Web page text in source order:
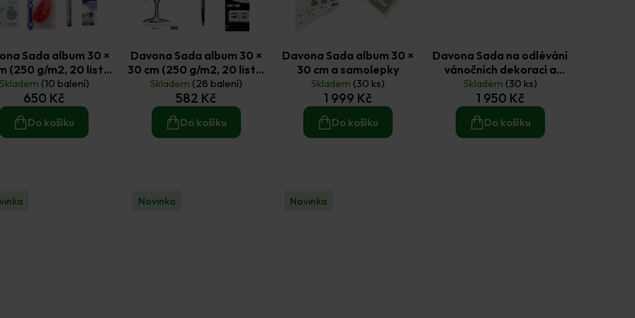
Sada album 30 ×
(250 g/m2, 20 listů)
Svatba
(10 balení)
650 Kč
Do košíku
Davona Sada album 30 ×
30 cm (250 g/m2, 20 listů)
Svatební strom
Skladem (28 balení)
582 Kč
Do košíku
Davona Sada album 30 ×
30 cm a samolepky
Skladem (30 ks)
1 999 Kč
Do košíku
Davona Sada na odlévání
vánočních dekorací a
domečků
Skladem (30 ks)
1 950 Kč
Do košíku
Novinka Novinka